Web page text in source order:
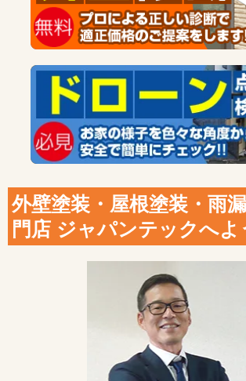
外壁塗装・屋根塗装・雨
門店 ジャパンテックへよ